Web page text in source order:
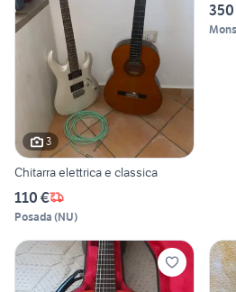
3
Chitarra elettrica e classica
110 €
Posada (NU)